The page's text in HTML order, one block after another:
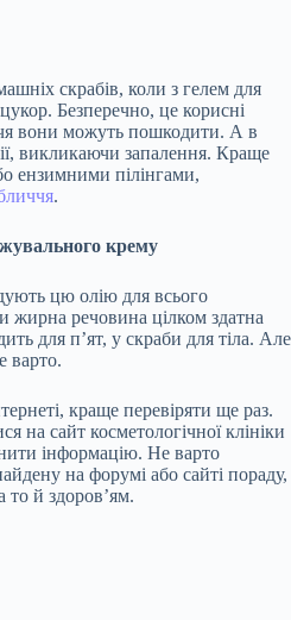
скрабів, коли з гелем для
Безперечно, це корисні
вони можуть пошкодити. А в
викликаючи запалення. Краще
ензимними пілінгами,
.
крему
цю олію для всього
жирна речовина цілком здатна
для п’ят, у скраби для тіла. Але
варто.
краще перевіряти ще раз.
на сайт косметологічної клініки
інформацію. Не варто
на форумі або сайті пораду,
й здоров’ям.